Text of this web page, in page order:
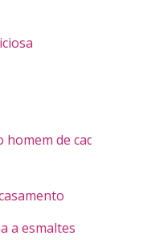
de cada
a esmaltes